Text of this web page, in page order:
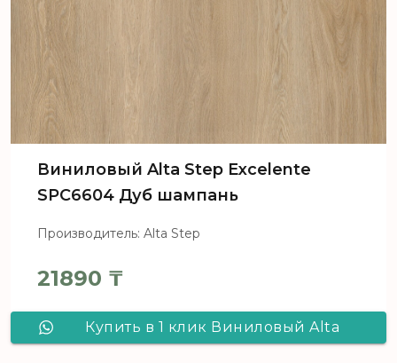
Виниловый Alta Step Excelente
SPC6604 Дуб шампань
Производитель: Alta Step
21890 ₸
Купить в 1 клик Виниловый Alta